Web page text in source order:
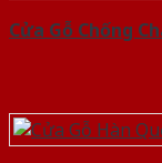
Cửa Gỗ Chống